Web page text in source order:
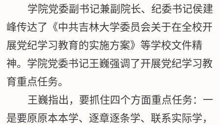
学院党委副书记兼副院长、纪委书记侯建
峰传达了《中共吉林大学委员会关于在全校开
展党纪学习教育的实施方案》等学校文件精
神。学院党委书记王巍强调了开展党纪学习教
育重点任务。
王巍指出，要抓住四个方面重点任务：一
是要原原本本学、逐章逐条学、联系实际学，